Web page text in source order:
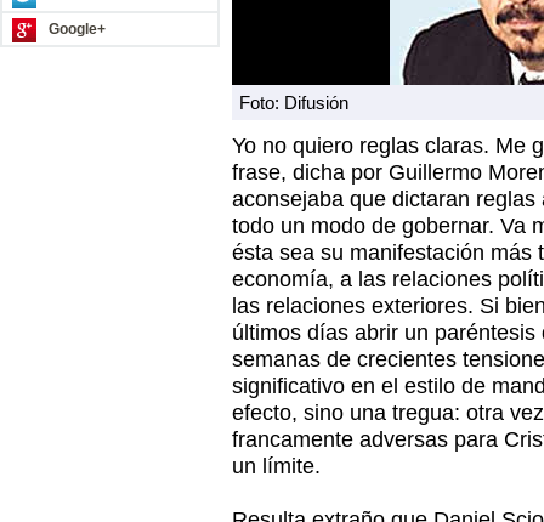
Google+
Foto: Difusión
Yo no quiero reglas claras. Me
frase, dicha por Guillermo
aconsejaba que dictaran
todo un modo de gobernar. Va
ésta sea su manifestación más
economía, a las relaciones
las relaciones exteriores. Si
últimos días abrir un
semanas de crecientes
significativo en el estilo de
efecto, sino una tregua: otra
francamente adversas para
un límite.